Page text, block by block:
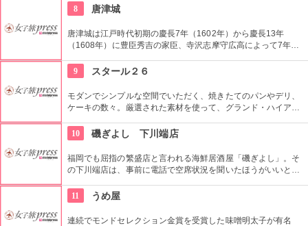
るだけで豪華な気分にさせてくれます。
8 唐津城
唐津城は江戸時代初期の慶長7年（1602年）から慶長13年
（1608年）に豊臣秀吉の家臣、寺沢志摩守広高によって7年の
鶴のように見えることから、別名「舞鶴城」と呼ばれている。
昭和41年に文化観光施設として天守閣が建てられ、天守閣内は
郷土博物館となっており、唐津藩の資料や唐津焼などが展示さ
れ、唐津の歴史に触れることができる。また、展望所からは玄
界灘と日本三大松原である虹の松原の雄大な景観や、松浦川と
城下町唐津の風景を見ることができる。
9 スタール２６
モダンでシンプルな空間でいただく、焼きたてのパンやデリ、
ケーキの数々。厳選された素材を使って、グランド・ハイアッ
わったハイアット風味の味わいをぜひ楽しんで。
10 磯ぎよし 下川端店
福岡でも屈指の繁盛店と言われる海鮮居酒屋「磯ぎよし」。そ
の下川端店は、事前に電話で空席状況を聞いたほうがいいとい
り、美味しい魚を安い価格で食べられると定評があります。せ
っかくお魚の美味しい土地ですから、一度は訪れたいお店で
す。
11 うめ屋
連続でモンドセレクション金賞を受賞した味噌明太子が有名